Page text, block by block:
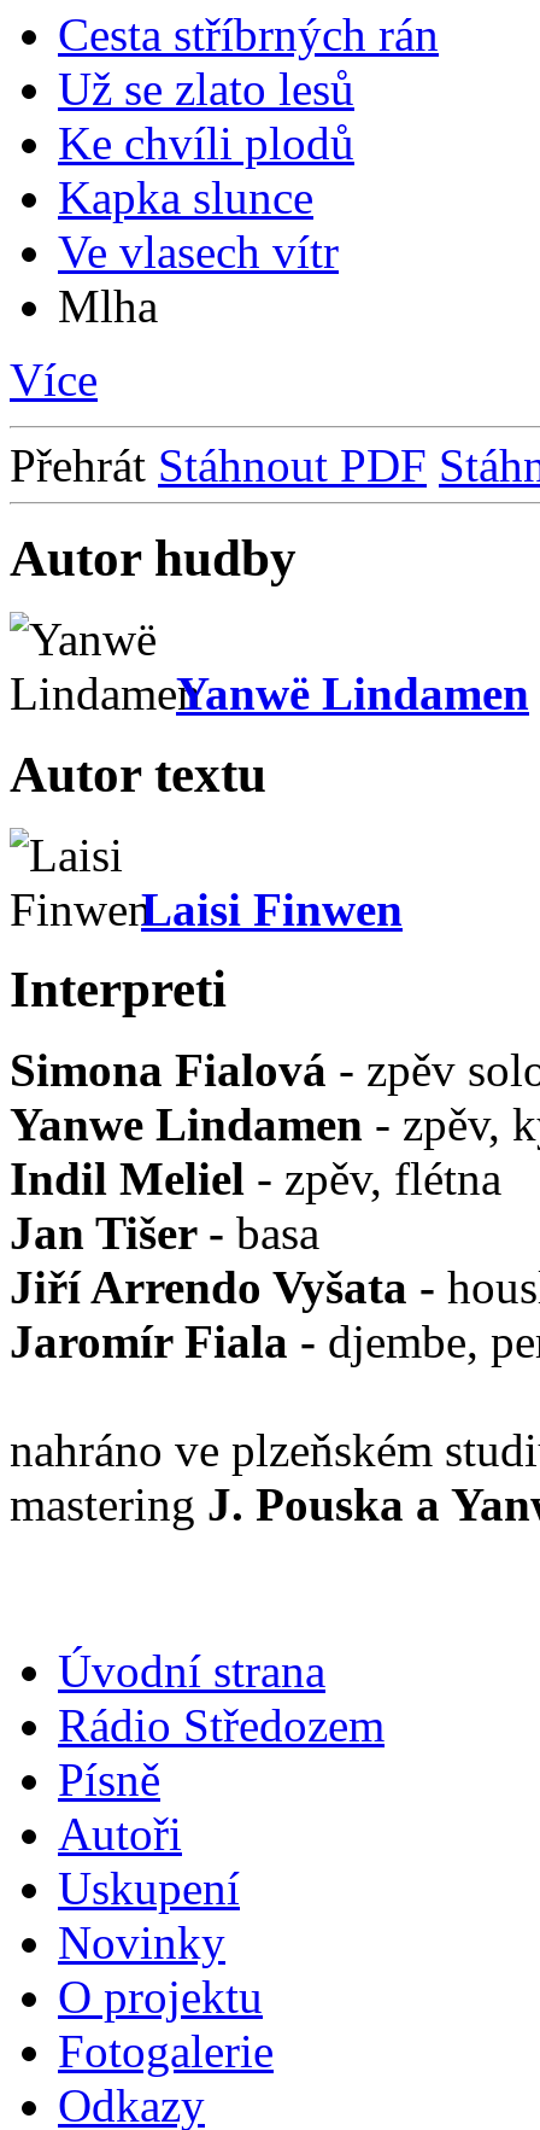
Cesta stříbrných rán
Už se zlato lesů
Ke chvíli plodů
Kapka slunce
Ve vlasech vítr
Mlha
Více
Přehrát Stáhnout PDF
Autor hudby
Yanwë Lindamen
Autor textu
Laisi Finwen
Interpreti
Simona Fialová - zpěv
Yanwe Lindamen - zpěv,
Indil Meliel - zpěv, flétna
Jan Tišer - basa
Jiří Arrendo Vyšata -
Jaromír Fiala - djembe,
nahráno ve plzeňském
mastering J. Pouska a
Úvodní strana
Rádio Středozem
Písně
Autoři
Uskupení
Novinky
O projektu
Fotogalerie
Odkazy